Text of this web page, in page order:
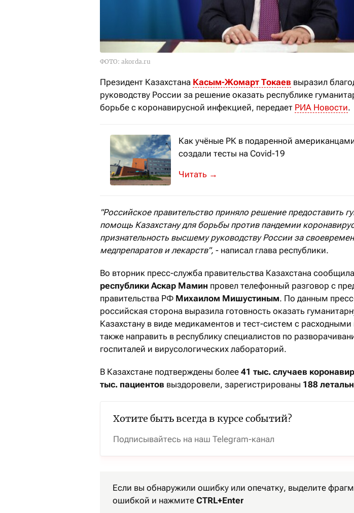
ФОТО: akorda.ru
Президент Казахстана Касым-Жомарт Токаев выразил
руководству России за решение оказать республике
борьбе с коронавирусной инфекцией, передает РИА Новости.
Как учёные РК в подаренной
создали тесты на Covid-19
Национальный центр особо опасных
→
"Российское правительство приняло решение предоставить
помощь Казахстану для борьбы против пандемии
признательность высшему руководству России за
медпрепаратов и лекарств", - написал глава республики.
Во вторник пресс-служба правительства Казахстана
республики Аскар Мамин провел телефонный разговор с
правительства РФ Михаилом Мишустиным. По данным
российская сторона выразила готовность оказать
Казахстану в виде медикаментов и тест-систем с
также направить в республику специалистов по
госпиталей и вирусологических лабораторий.
В Казахстане подтверждены более 41 тыс. случаев
тыс. пациентов выздоровели, зарегистрированы 188
Хотите быть всегда в курсе событий?
Подписывайтесь на наш Telegram-канал
Если вы обнаружили ошибку или опечатку, выделите
ошибкой и нажмите CTRL+Enter